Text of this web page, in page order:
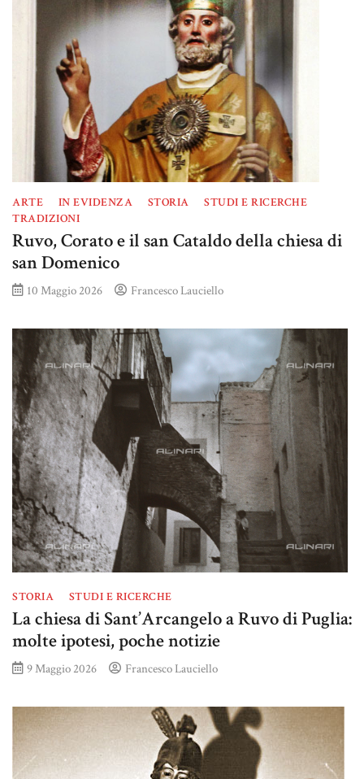
ARTE IN EVIDENZA STORIA
STUDI E RICERCHE
TRADIZIONI
Ruvo, Corato e il san Cataldo della chiesa di
san Domenico
10 Maggio 2026 Francesco Lauciello
STORIA STUDI E RICERCHE
La chiesa di Sant’Arcangelo a Ruvo di Puglia:
molte ipotesi, poche notizie
9 Maggio 2026 Francesco Lauciello